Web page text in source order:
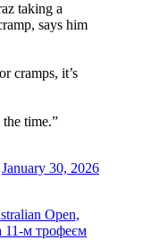
taking a
says him
cramps, it’s
time.”
January 30, 2026
Open,
11-м трофеєм